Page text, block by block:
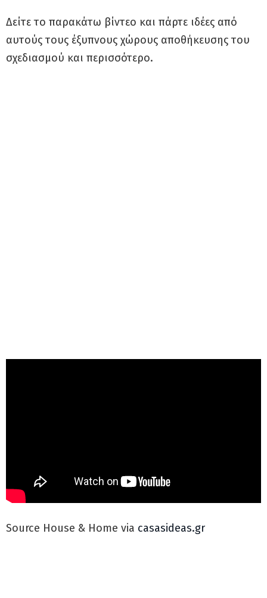
Δείτε το παρακάτω βίντεο και πάρτε ιδέες από
αυτούς τους έξυπνους χώρους αποθήκευσης του
σχεδιασμού και περισσότερο.
Source House & Home via casasideas.gr